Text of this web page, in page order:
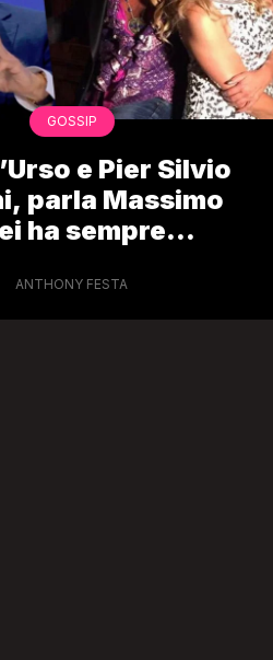
GOSSIP
e Pier Silvio
parla Massimo
ha sempre
ANTHONY FESTA